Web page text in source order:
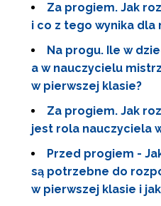
Za progiem. Jak
i co z tego wynika dla
Na progu. Ile w
a w nauczycielu
w pierwszej klasie?
Za progiem. Jak
jest rola nauczyciela
Przed progiem -
są potrzebne do
w pierwszej klasie i